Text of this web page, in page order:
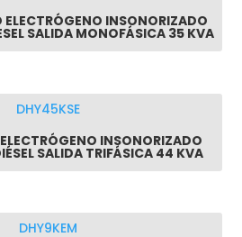
ELECTRÓGENO INSONORIZADO
SALIDA MONOFÁSICA 35 KVA
INSONORIZADO
SALIDA TRIFÁSICA 44 KVA